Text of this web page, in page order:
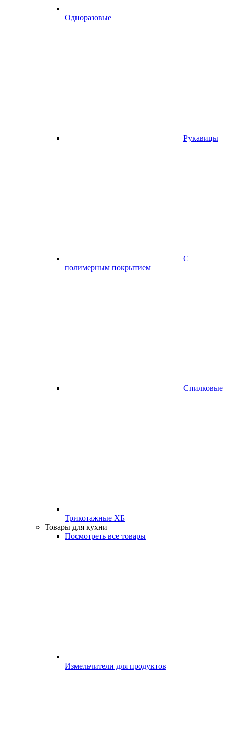
Одноразовые
Рукавицы
С
полимерным покрытием
Спилковые
Трикотажные ХБ
Товары для кухни
Посмотреть все товары
Измельчители для продуктов